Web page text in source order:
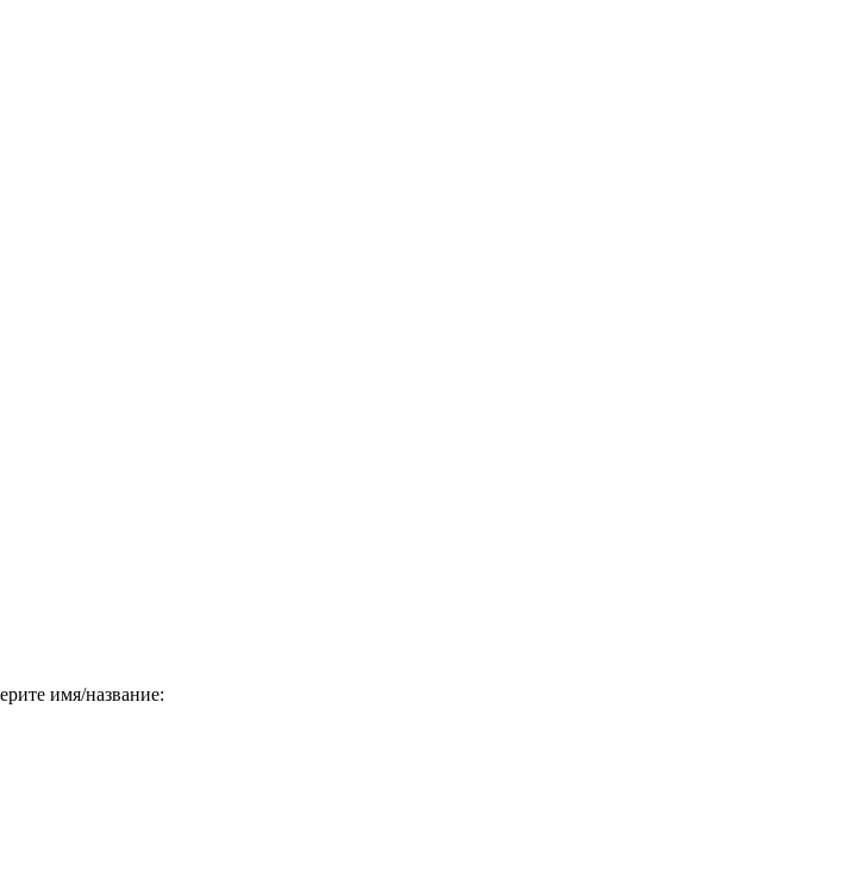
имя/название: